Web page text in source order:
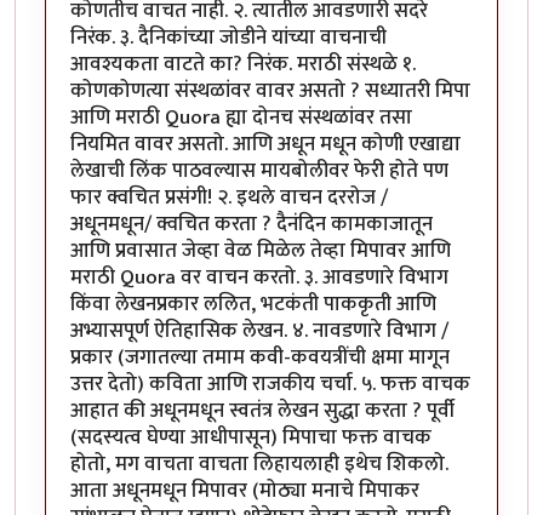
कोणतीच वाचत नाही. २. त्यातील आवडणारी सदरे
निरंक. ३. दैनिकांच्या जोडीने यांच्या वाचनाची
आवश्यकता वाटते का? निरंक. मराठी संस्थळे १.
कोणकोणत्या संस्थळांवर वावर असतो ? सध्यातरी मिपा
आणि मराठी Quora ह्या दोनच संस्थळांवर तसा
नियमित वावर असतो. आणि अधून मधून कोणी एखाद्या
लेखाची लिंक पाठवल्यास मायबोलीवर फेरी होते पण
फार क्वचित प्रसंगी! २. इथले वाचन दररोज /
अधूनमधून/ क्वचित करता ? दैनंदिन कामकाजातून
आणि प्रवासात जेव्हा वेळ मिळेल तेव्हा मिपावर आणि
मराठी Quora वर वाचन करतो. ३. आवडणारे विभाग
किंवा लेखनप्रकार ललित, भटकंती पाककृती आणि
अभ्यासपूर्ण ऐतिहासिक लेखन. ४. नावडणारे विभाग /
प्रकार (जगातल्या तमाम कवी-कवयत्रींची क्षमा मागून
उत्तर देतो) कविता आणि राजकीय चर्चा. ५. फक्त वाचक
आहात की अधूनमधून स्वतंत्र लेखन सुद्धा करता ? पूर्वी
(सदस्यत्व घेण्या आधीपासून) मिपाचा फक्त वाचक
होतो, मग वाचता वाचता लिहायलाही इथेच शिकलो.
आता अधूनमधून मिपावर (मोठ्या मनाचे मिपाकर